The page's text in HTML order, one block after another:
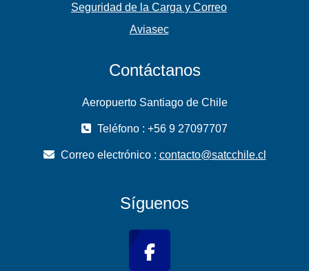
Seguridad de la Carga y Correo
Aviasec
Contáctanos
Aeropuerto Santiago de Chile
Teléfono : +56 9 27097707
Correo electrónico : contacto@satcchile.cl
Síguenos